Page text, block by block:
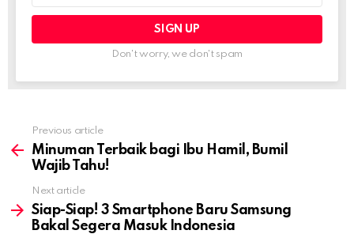
Don't worry, we don't spam
more
Previous article
Minuman Terbaik bagi Ibu Hamil, Bumil
Wajib Tahu!
Next article
Siap-Siap! 3 Smartphone Baru Samsung
Bakal Segera Masuk Indonesia